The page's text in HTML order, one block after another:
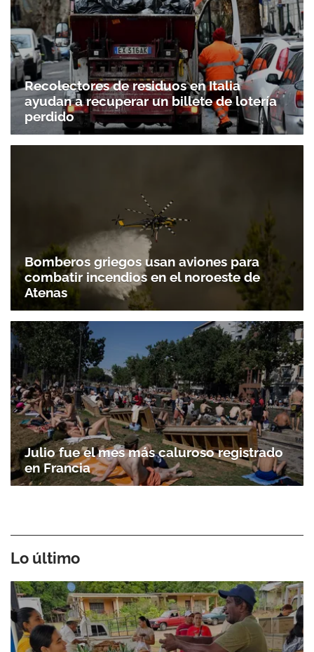
Recolectores de residuos en Italia
ayudan a recuperar un billete de lotería
perdido
Bomberos griegos usan aviones para
combatir incendios en el noroeste de
Atenas
Julio fue el mes más caluroso registrado
en Francia
Lo último